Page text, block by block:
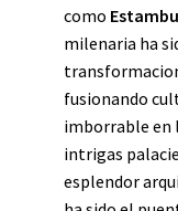
como
milenaria ha
fusionando
imborrable en
intrigas
esplendor